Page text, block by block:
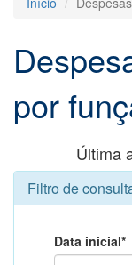
por
Última
Filtro de
Data inicial*